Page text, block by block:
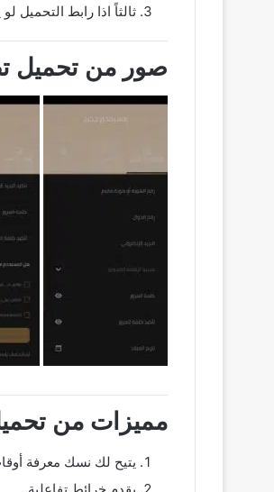
ثالثاً اذا رابط
صور من تحميل
مميزات من
يتيح لك نسك معرفة